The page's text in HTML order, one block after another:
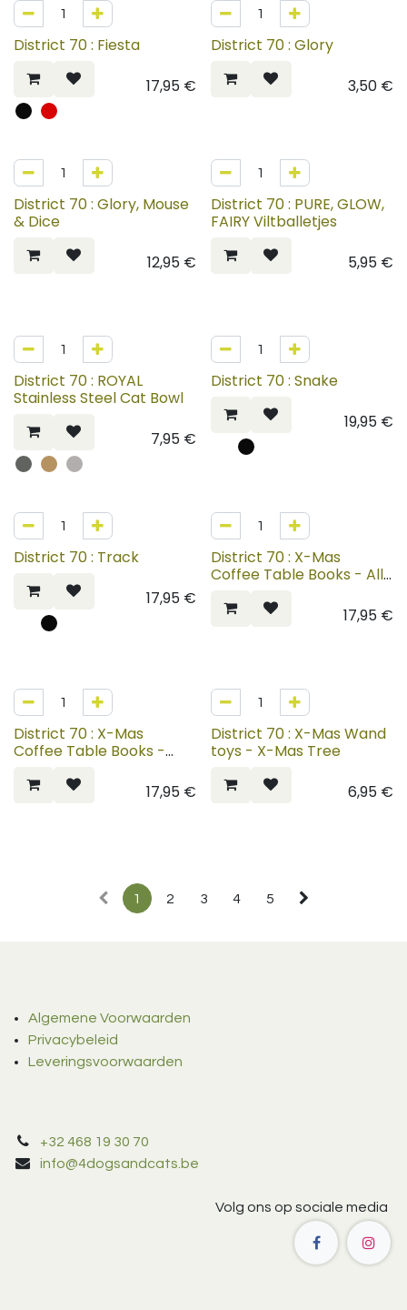
District 70 : Fiesta
17,95€
District 70 : Glory
3,50€
District 70 : Glory, Mouse
& Dice
12,95€
District 70 : PURE, GLOW,
FAIRY Viltballetjes
5,95€
District 70 : ROYAL
Stainless Steel Cat Bowl
7,95€
District 70 : Snake
19,95€
District 70 : Track
17,95€
District 70 : X-Mas
Coffee Table Books - All I
17,95€
District 70 : X-Mas
Coffee Table Books -
17,95€
District 70 : X-Mas Wand
toys - X-Mas Tree
6,95€
1 2 3 4 5
Algemene Voorwaarden
Privacybeleid
Leveringsvoorwaarden
+32 468 19 30 70
info@4dogsandcats.be
Volg ons op sociale media